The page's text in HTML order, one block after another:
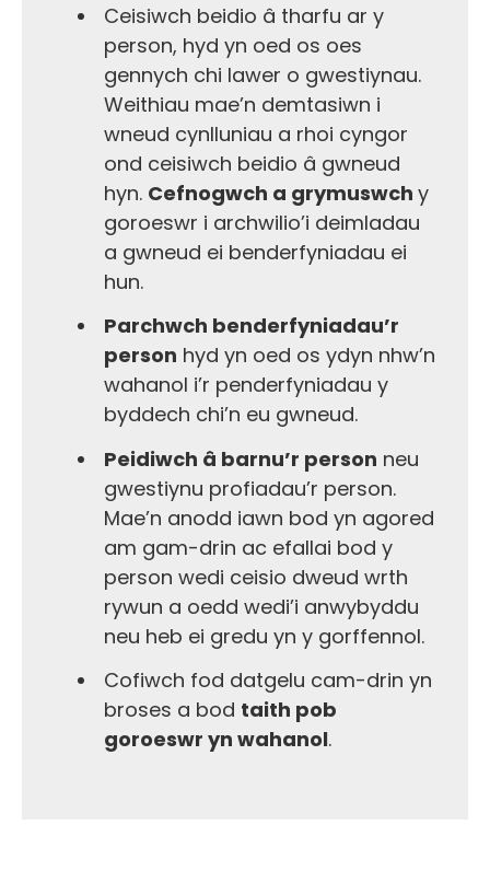
Ceisiwch beidio â tharfu ar y
person, hyd yn oed os oes
gennych chi lawer o gwestiynau.
Weithiau mae’n demtasiwn i
wneud cynlluniau a rhoi cyngor
ond ceisiwch beidio â gwneud
hyn. Cefnogwch a grymuswch y
goroeswr i archwilio’i deimladau
a gwneud ei benderfyniadau ei
hun.
Parchwch benderfyniadau’r
person hyd yn oed os ydyn nhw’n
wahanol i’r penderfyniadau y
byddech chi’n eu gwneud.
Peidiwch â barnu’r person neu
gwestiynu profiadau’r person.
Mae’n anodd iawn bod yn agored
am gam-drin ac efallai bod y
person wedi ceisio dweud wrth
rywun a oedd wedi’i anwybyddu
neu heb ei gredu yn y gorffennol.
Cofiwch fod datgelu cam-drin yn
broses a bod taith pob
goroeswr yn wahanol.